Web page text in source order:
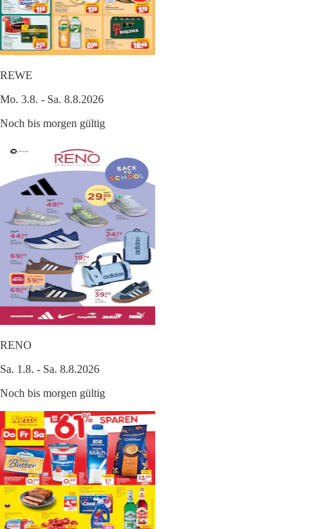
REWE
Mo. 3.8. - Sa. 8.8.2026
Noch bis morgen gültig
RENO
Sa. 1.8. - Sa. 8.8.2026
Noch bis morgen gültig